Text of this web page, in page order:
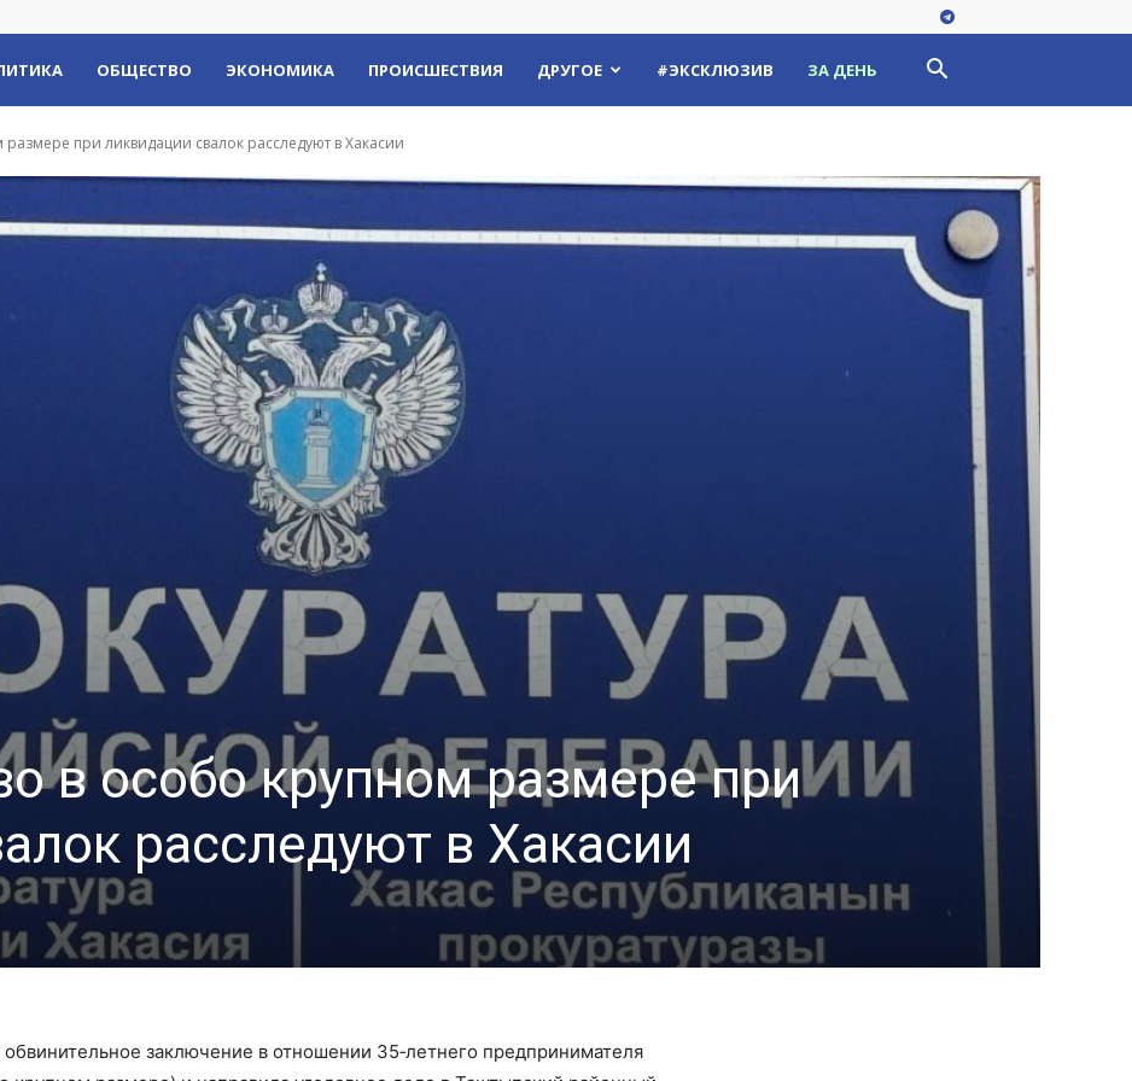
ОБЩЕСТВО ЭКОНОМИКА ПРОИСШЕСТВИЯ ДРУГОЕ #ЭКСКЛЮЗИВ ЗА ДЕНЬ
при ликвидации свалок расследуют в Хакасии
в особо крупном размере при
расследуют в Хакасии
заключение в отношении 35‑летнего предпринимателя